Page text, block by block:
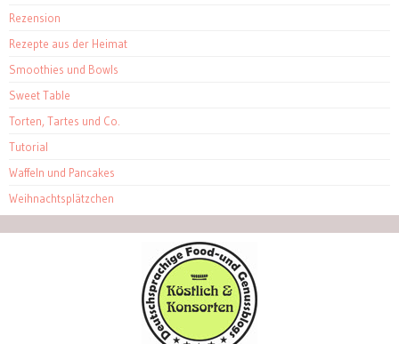
Rezension
Rezepte aus der Heimat
Smoothies und Bowls
Sweet Table
Torten, Tartes und Co.
Tutorial
Waffeln und Pancakes
Weihnachtsplätzchen